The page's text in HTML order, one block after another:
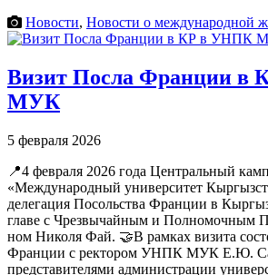
Новости, Новости о международной
Визит Посла Франции
МУК
5 февраля 2026
📍4 февраля 2026 года Центральный
«Международный университет
делегация Посольства Франции в
главе с Чрезвычайным и Полномочным
ном Николя Фай. 🤝В рамках визита
Франции с ректором УНПК МУК Е.Ю.
представителями администрации